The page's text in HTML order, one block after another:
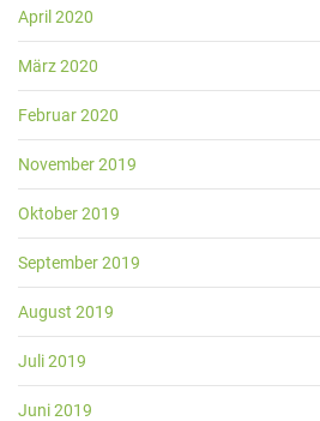
April 2020
März 2020
Februar 2020
November 2019
Oktober 2019
September 2019
August 2019
Juli 2019
Juni 2019